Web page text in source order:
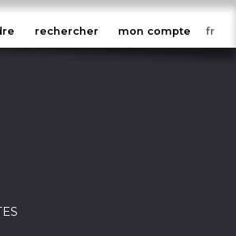
rechercher mon compte